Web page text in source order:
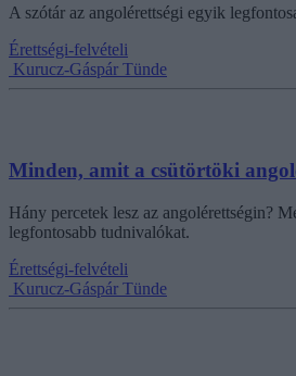
A szótár az angolérettségi egyik
Érettségi-felvételi
Kurucz-Gáspár Tünde
Minden, amit a csütörtöki
Hány percetek lesz az angolérettségin?
legfontosabb tudnivalókat.
Érettségi-felvételi
Kurucz-Gáspár Tünde